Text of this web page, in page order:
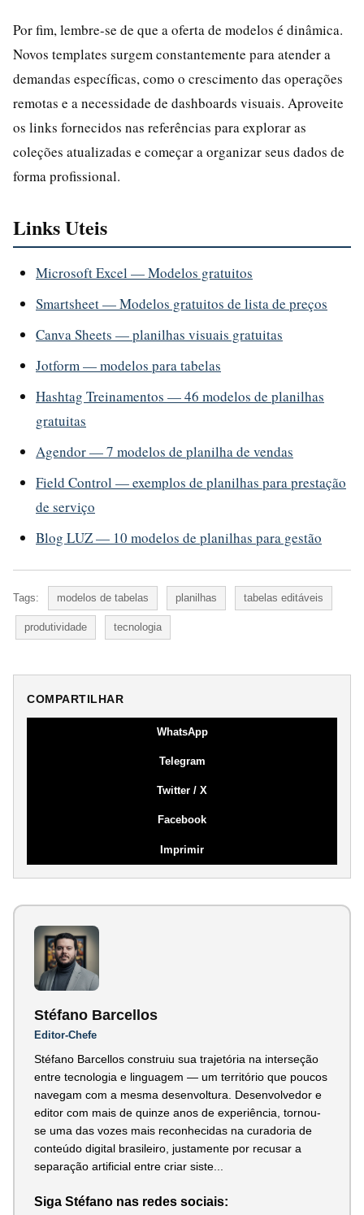
Por fim, lembre-se de que a oferta de modelos é dinâmica.
Novos templates surgem constantemente para atender a
demandas específicas, como o crescimento das operações
remotas e a necessidade de dashboards visuais. Aproveite
os links fornecidos nas referências para explorar as
coleções atualizadas e começar a organizar seus dados de
forma profissional.
Links Uteis
Microsoft Excel — Modelos gratuitos
Smartsheet — Modelos gratuitos de lista de preços
Canva Sheets — planilhas visuais gratuitas
Jotform — modelos para tabelas
Hashtag Treinamentos — 46 modelos de planilhas
gratuitas
Agendor — 7 modelos de planilha de vendas
Field Control — exemplos de planilhas para prestação
de serviço
Blog LUZ — 10 modelos de planilhas para gestão
Tags: modelos de tabelas planilhas tabelas editáveis
produtividade tecnologia
COMPARTILHAR
WhatsApp
Telegram
Twitter / X
Facebook
Imprimir
Stéfano Barcellos
Editor-Chefe
Stéfano Barcellos construiu sua trajetória na interseção
entre tecnologia e linguagem — um território que poucos
navegam com a mesma desenvoltura. Desenvolvedor e
editor com mais de quinze anos de experiência, tornou-
se uma das vozes mais reconhecidas na curadoria de
conteúdo digital brasileiro, justamente por recusar a
separação artificial entre criar siste...
Siga Stéfano nas redes sociais: